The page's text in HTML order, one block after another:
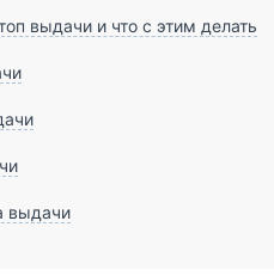
выдачи и что с этим делать
выдачи